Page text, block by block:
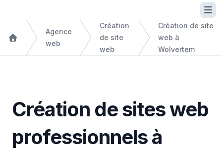
Agence
web
Création
de site
web
Création de site
web à
Wolvertem
Création de sites web
professionnels à